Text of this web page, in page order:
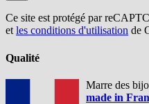
Ce site est protégé par
etles conditions d'utilisation de
Qualité
Marre des
made in